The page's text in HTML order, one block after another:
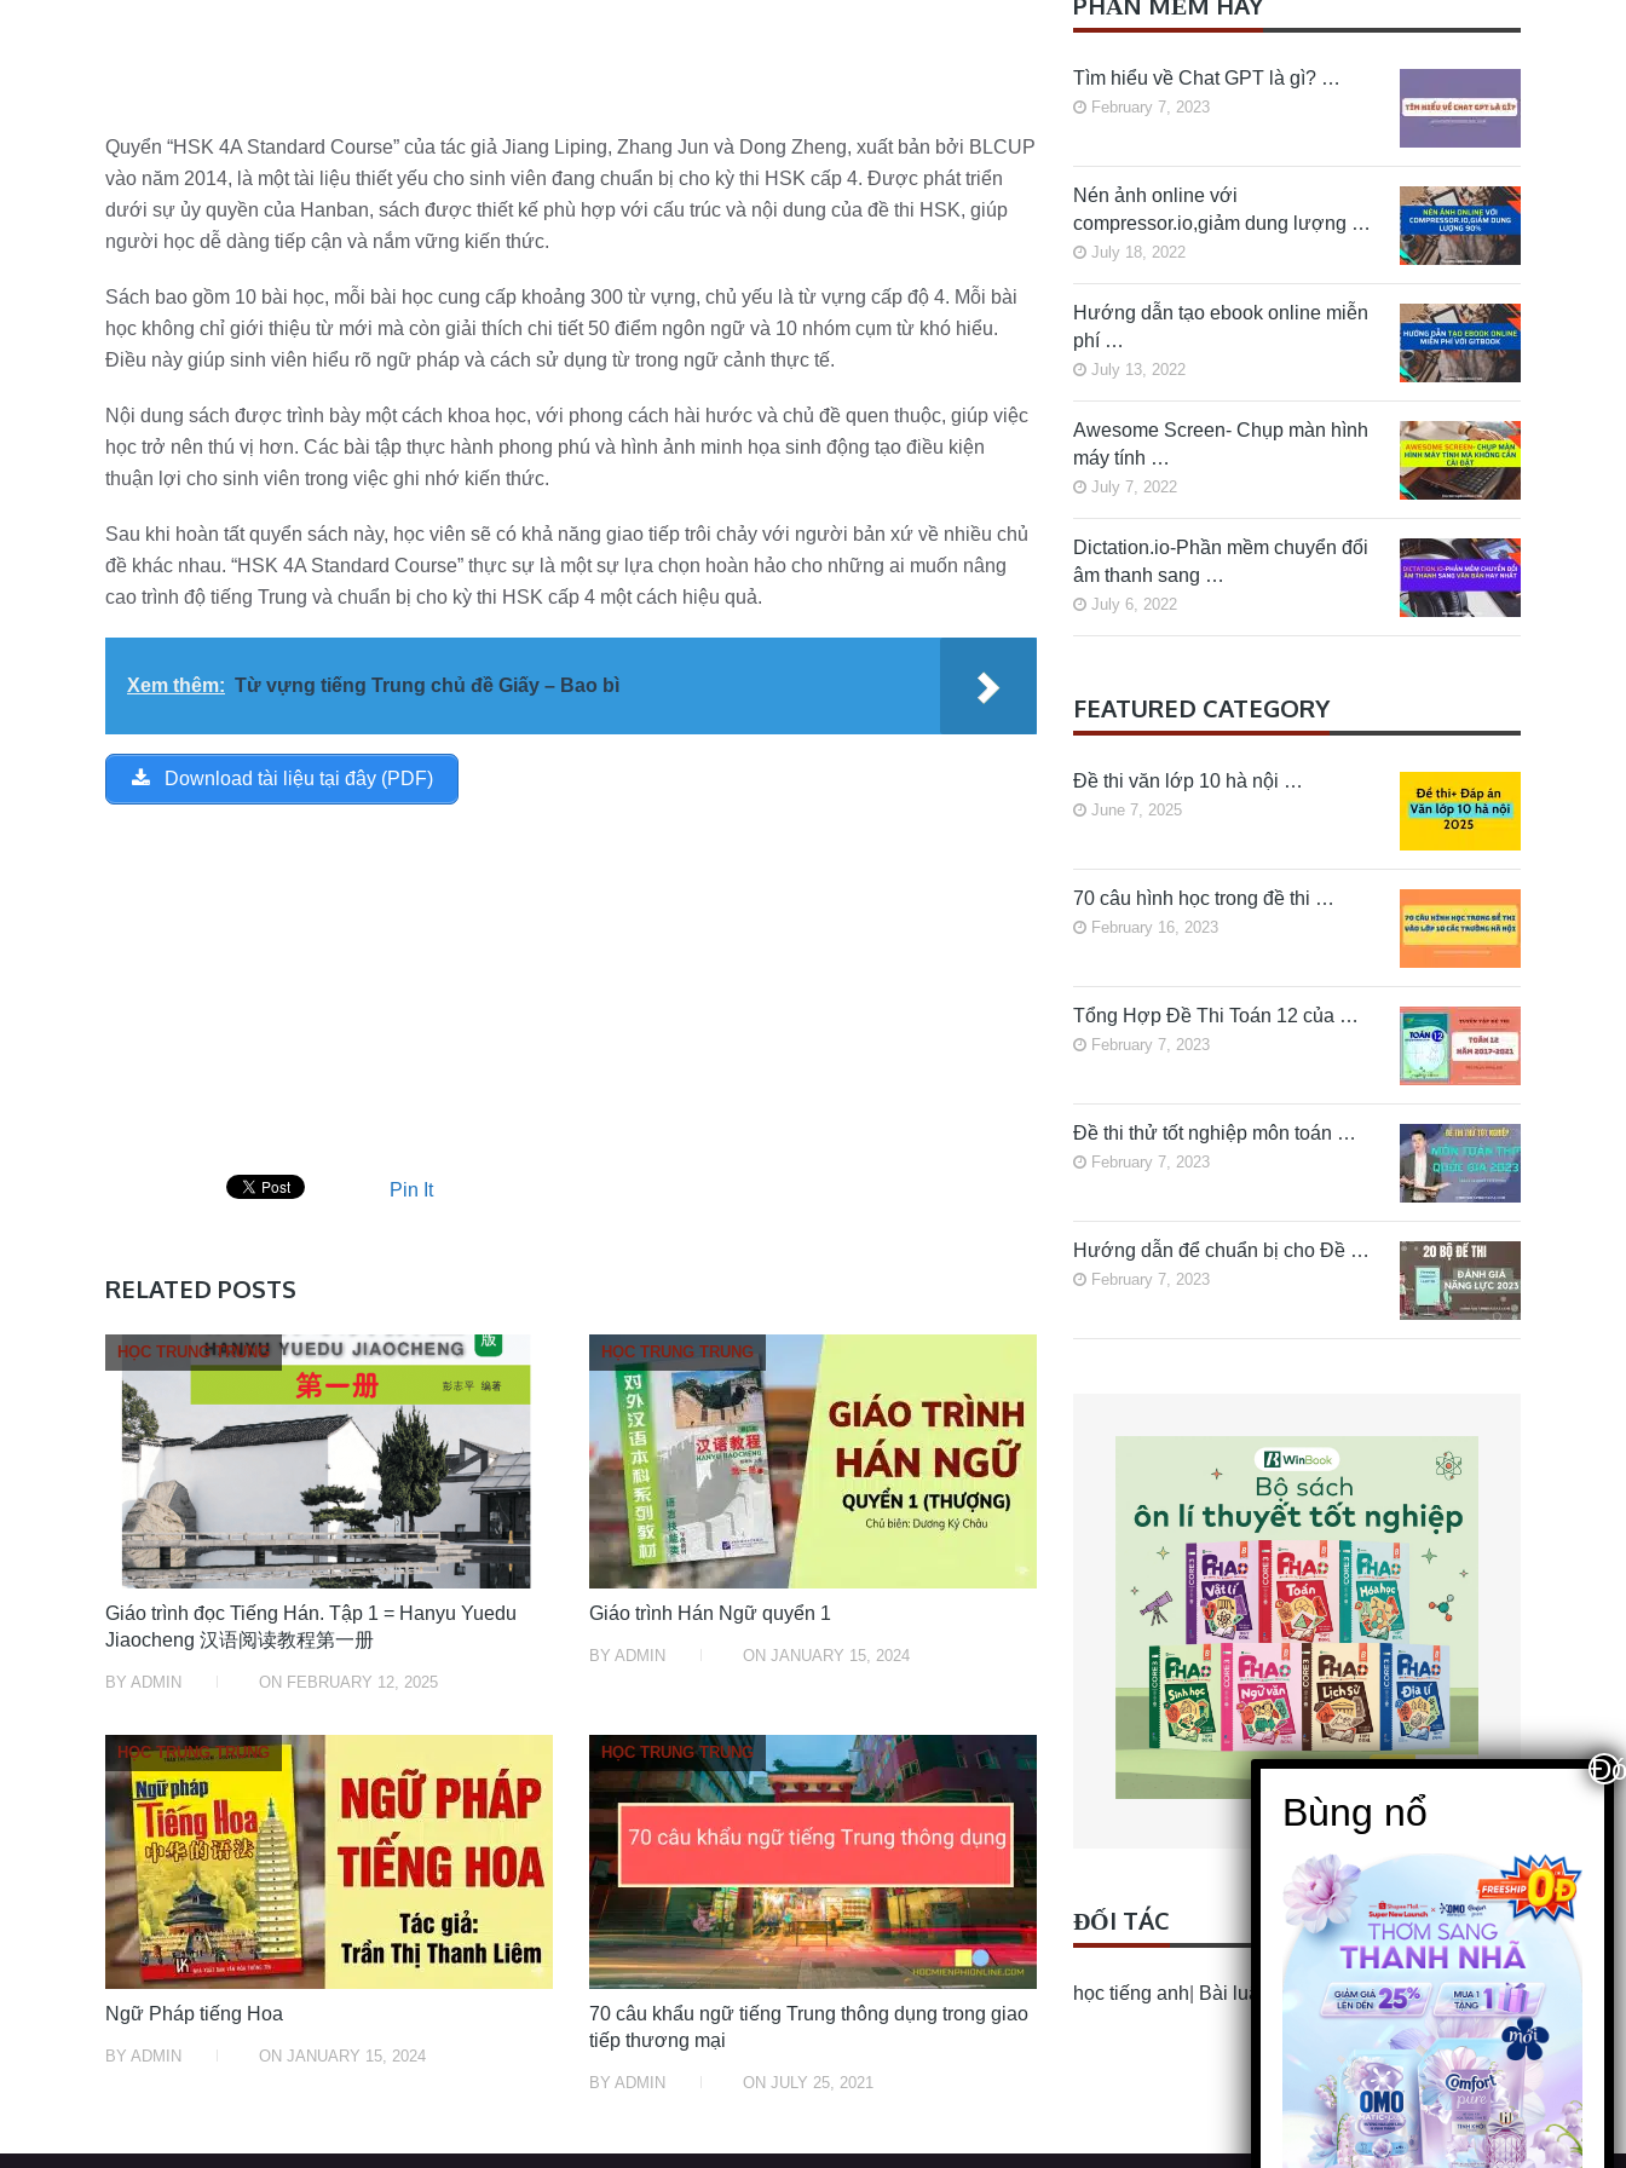
Quyển “HSK 4A Standard Course” của tác giả Jiang Liping, Zhang Jun và Dong Zheng, xuất bản bởi BLCUP
vào năm 2014, là một tài liệu thiết yếu cho sinh viên đang chuẩn bị cho kỳ thi HSK cấp 4. Được phát triển
dưới sự ủy quyền của Hanban, sách được thiết kế phù hợp với cấu trúc và nội dung của đề thi HSK, giúp
người học dễ dàng tiếp cận và nắm vững kiến thức.
Sách bao gồm 10 bài học, mỗi bài học cung cấp khoảng 300 từ vựng, chủ yếu là từ vựng cấp độ 4. Mỗi bài
học không chỉ giới thiệu từ mới mà còn giải thích chi tiết 50 điểm ngôn ngữ và 10 nhóm cụm từ khó hiểu.
Điều này giúp sinh viên hiểu rõ ngữ pháp và cách sử dụng từ trong ngữ cảnh thực tế.
Nội dung sách được trình bày một cách khoa học, với phong cách hài hước và chủ đề quen thuộc, giúp việc
học trở nên thú vị hơn. Các bài tập thực hành phong phú và hình ảnh minh họa sinh động tạo điều kiện
thuận lợi cho sinh viên trong việc ghi nhớ kiến thức.
Sau khi hoàn tất quyển sách này, học viên sẽ có khả năng giao tiếp trôi chảy với người bản xứ về nhiều chủ
đề khác nhau. “HSK 4A Standard Course” thực sự là một sự lựa chọn hoàn hảo cho những ai muốn nâng
cao trình độ tiếng Trung và chuẩn bị cho kỳ thi HSK cấp 4 một cách hiệu quả.
Xem thêm: Từ vựng tiếng Trung chủ đề Giấy – Bao bì
Download tài liệu tại đây (PDF)
Pin It
RELATED POSTS
HỌC TRUNG TRUNG
Giáo trình đọc Tiếng Hán. Tập 1 = Hanyu Yuedu
Jiaocheng 汉语阅读教程第一册
BY ADMIN ON FEBRUARY 12, 2025
HỌC TRUNG TRUNG
Giáo trình Hán Ngữ quyển 1
BY ADMIN ON JANUARY 15, 2024
HỌC TRUNG TRUNG
Ngữ Pháp tiếng Hoa
BY ADMIN ON JANUARY 15, 2024
HỌC TRUNG TRUNG
70 câu khẩu ngữ tiếng Trung thông dụng trong giao
tiếp thương mại
BY ADMIN ON JULY 25, 2021
Tìm hiểu về Chat GPT là gì? …
February 7, 2023
Nén ảnh online với
compressor.io,giảm dung lượng …
July 18, 2022
Hướng dẫn tạo ebook online miễn
phí …
July 13, 2022
Awesome Screen- Chụp màn hình
máy tính …
July 7, 2022
Dictation.io-Phần mềm chuyển đổi
âm thanh sang …
July 6, 2022
FEATURED CATEGORY
Đề thi văn lớp 10 hà nội …
June 7, 2025
70 câu hình học trong đề thi …
February 16, 2023
Tổng Hợp Đề Thi Toán 12 của …
February 7, 2023
Đề thi thử tốt nghiệp môn toán …
February 7, 2023
Hướng dẫn để chuẩn bị cho Đề …
February 7, 2023
ĐỐI TÁC
học tiếng anh Bài luận Tiếng Anh